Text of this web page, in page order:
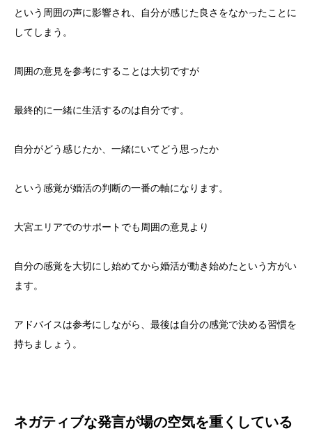
という周囲の声に影響され、自分が感じた良さをなかったことに
してしまう。
周囲の意見を参考にすることは大切ですが
最終的に一緒に生活するのは自分です。
自分がどう感じたか、一緒にいてどう思ったか
という感覚が婚活の判断の一番の軸になります。
大宮エリアでのサポートでも周囲の意見より
自分の感覚を大切にし始めてから婚活が動き始めたという方がい
ます。
アドバイスは参考にしながら、最後は自分の感覚で決める習慣を
持ちましょう。
ネガティブな発言が場の空気を重くしている